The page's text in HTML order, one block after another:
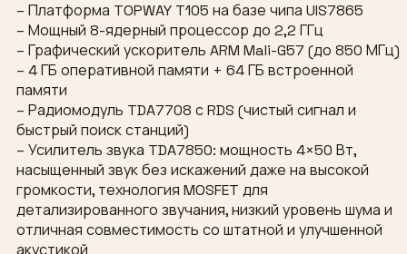
– Платформа TOPWAY T105 на базе чипа UIS7865
– Мощный 8-ядерный процессор до 2,2 ГГц
– Графический ускоритель ARM Mali-G57 (до 850 МГц)
– 4 ГБ оперативной памяти + 64 ГБ встроенной
памяти
– Радиомодуль TDA7708 с RDS (чистый сигнал и
быстрый поиск станций)
– Усилитель звука TDA7850: мощность 4×50 Вт,
насыщенный звук без искажений даже на высокой
громкости, технология MOSFET для
детализированного звучания, низкий уровень шума и
отличная совместимость со штатной и улучшенной
акустикой